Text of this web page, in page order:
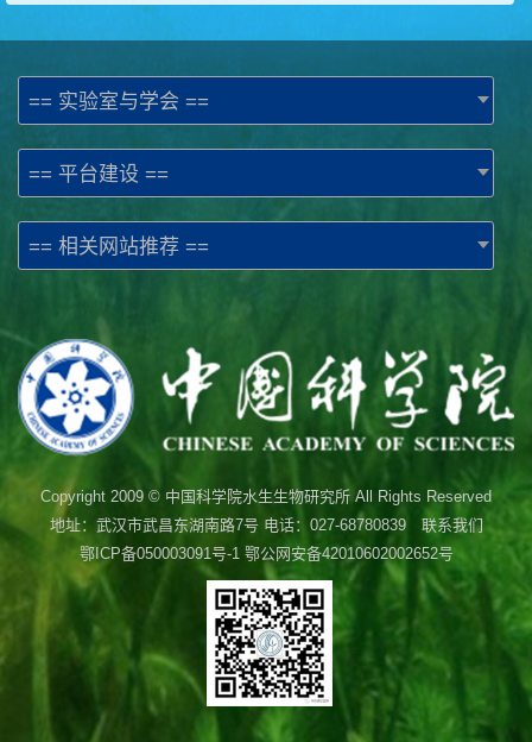
== 实验室与学会 ==
== 平台建设 ==
== 相关网站推荐 ==
Copyright 2009 © 中国科学院水生生物研究所 All Rights Reserved
地址：武汉市武昌东湖南路7号 电话：027-68780839 联系我们
鄂ICP备050003091号-1 鄂公网安备42010602002652号